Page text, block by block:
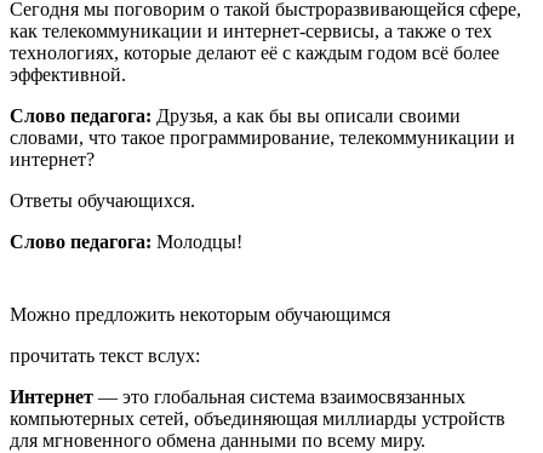
Сегодня мы поговорим о такой быстроразвивающейся сфере,
как телекоммуникации и интернет-сервисы, а также о тех
технологиях, которые делают её с каждым годом всё более
эффективной.
Слово педагога: Друзья, а как бы вы описали своими
словами, что такое программирование, телекоммуникации и
интернет?
Ответы обучающихся.
Слово педагога: Молодцы!
Можно предложить некоторым обучающимся
прочитать текст вслух:
Интернет — это глобальная система взаимосвязанных
компьютерных сетей, объединяющая миллиарды устройств
для мгновенного обмена данными по всему миру.